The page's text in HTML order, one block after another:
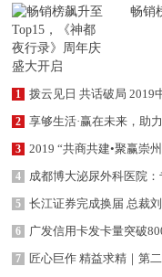
畅销
1 拨云见日 共话破局 2019
2 享够生活·赢在未来，助
3 2019 “共商共建•聚赢崇州
4 成都博大泌尿外科医院：
5 长江证券完成换届 总裁
6 广发信用卡发卡量突破
7 匠心巨作 精益求精｜第